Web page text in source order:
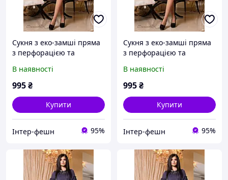
Сукня з еко-замші пряма
з перфорацією та
В наявності
995₴
Купити
Інтер-фешн 95%
Сукня з еко-замші пряма
з перфорацією та
В наявності
995₴
Купити
Інтер-фешн 95%